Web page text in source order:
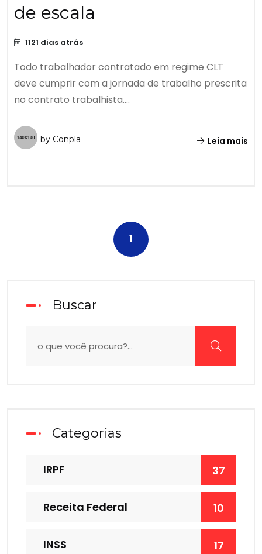
de escala
1121 dias atrás
Todo trabalhador contratado em regime CLT
deve cumprir com a jornada de trabalho prescrita
no contrato trabalhista....
by Conpla Leia mais
1
Buscar
Categorias
IRPF 37
Receita Federal 10
INSS 17